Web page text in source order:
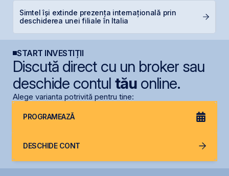
Simtel își extinde prezența internațională prin
deschiderea unei filiale în Italia
START INVESTIȚII
Discută direct cu un broker sau
deschide contul tăuonline.
Alege varianta potrivită pentru tine:
PROGRAMEAZĂ
DESCHIDE CONT